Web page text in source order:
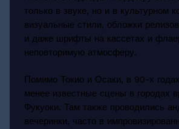
только в звуке, но и в культурном
визуальные стили, обложки
и даже шрифты на кассетах и
неповторимую атмосферу.
Помимо Токио и Осаки, в 90-х
менее известные сцены в городах
Фукуоки. Там также проводились
вечеринки, часто в